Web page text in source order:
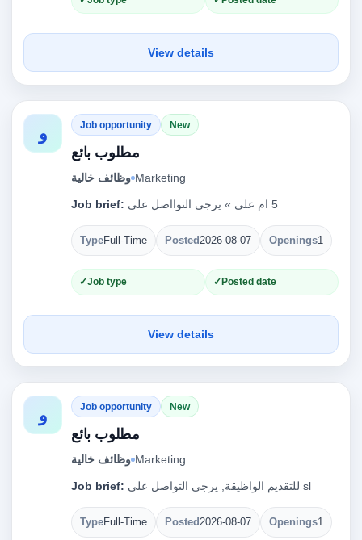
View details
و Job opportunity New
مطلوب بائع
وظائف خالية Marketing
Job brief:
TypeFull-Time Posted2026-08-07 Openings1
Job type Posted date
View details
و Job opportunity New
مطلوب بائع
وظائف خالية Marketing
Job brief:
TypeFull-Time Posted2026-08-07 Openings1